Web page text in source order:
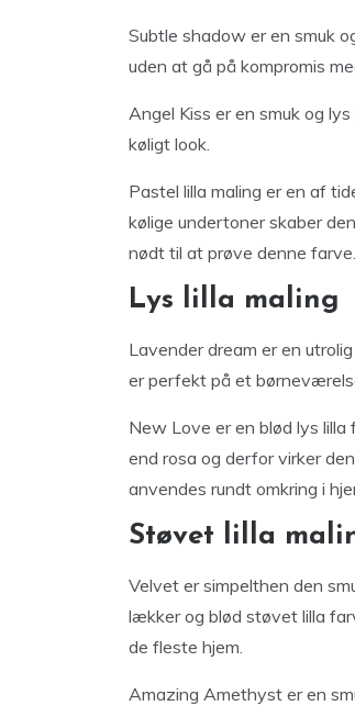
Subtle shadow er en smuk
uden at gå på kompromis
Angel Kiss er en smuk og
køligt look.
Pastel lilla maling er en af
kølige undertoner skaber
nødt til at prøve denne farve.
Lys lilla maling
Lavender dream er en
er perfekt på et
New Love er en blød lys
end rosa og derfor virker
anvendes rundt omkring i
Støvet lilla
Velvet er simpelthen den
lækker og blød støvet lilla
de fleste hjem.
Amazing Amethyst er en